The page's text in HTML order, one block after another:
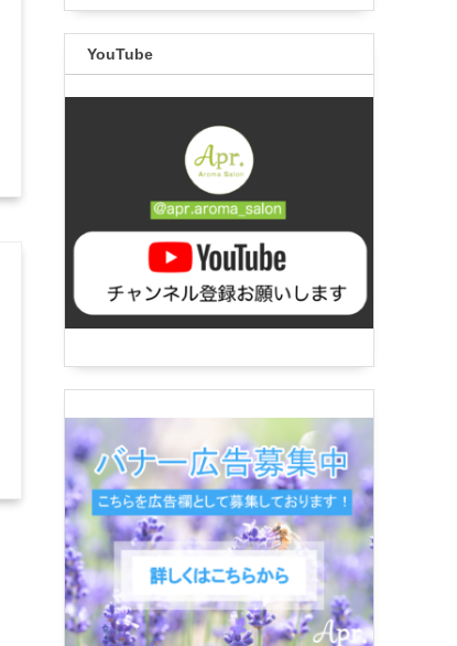
YouTube